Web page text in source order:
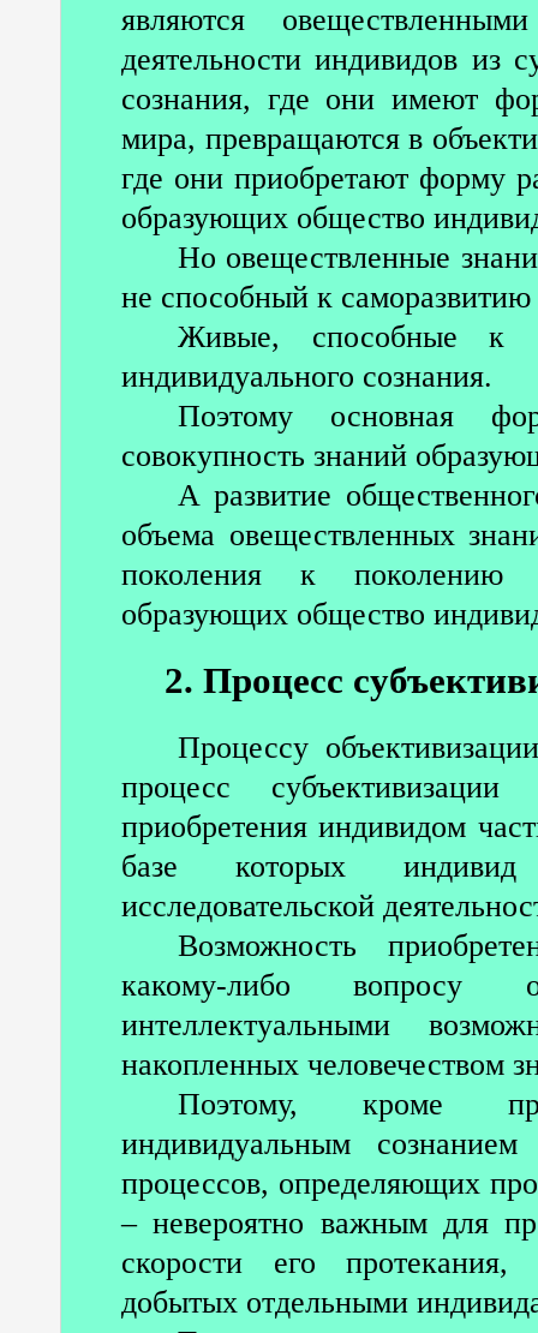
являются
деятельности индивидов из
сознания, где они имеют
мира, превращаются в
где они приобретают форму
образующих общество
Но овеществленные
не способный к саморазвитию
Живые, способные к
индивидуального сознания.
Поэтому основная
совокупность знаний
А развитие
объема овеществленных
поколения к поколению
образующих общество
2. Процесс
Процессу
процесс
приобретения индивидом
базе которых индивид
исследовательской
Возможность
какому-либо вопросу
интеллектуальными
накопленных человечеством
Поэтому, кроме
индивидуальным
процессов, определяющих
– невероятно важным для
скорости его протекания,
добытых отдельными